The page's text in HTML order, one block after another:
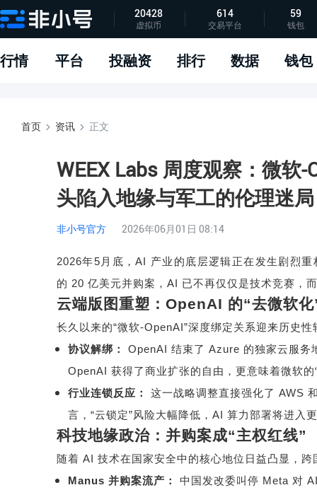
APP下载
指标说明
问题反馈
20428
虚拟币
614
交易平台
59
钱包
行情 平台 投融资 排行 数据 钱包
首页 资讯 正文
WEEX Labs 周度观察：微软-
头陷入地缘与军工的伦理迷局
非小号官方 2026年06月01日 08:14
2026年5 月底，AI 产业的底层逻辑正在发生剧烈
的 20 亿美元并购案， AI 已不再仅仅是技术竞赛，
云端版图重塑： OpenAI 的“去微软化
长久以来的“微软-OpenAI”深度绑定关系迎来历史性
协议解绑：
OpenAI 结束了 Azure 的独家云服务
OpenAI 获得了商业扩张的自由，更意味着微软的
行业连锁反应：
这一战略调整直接强化了 AWS
言， “云锁定”风险大幅降低， AI 算力部署将进入
科技地缘政治：并购案成“主权红线”
随着 AI 技术在国家安全中的核心地位日益凸显，
Manus 并购案流产： 中国发改委叫停 Meta 对